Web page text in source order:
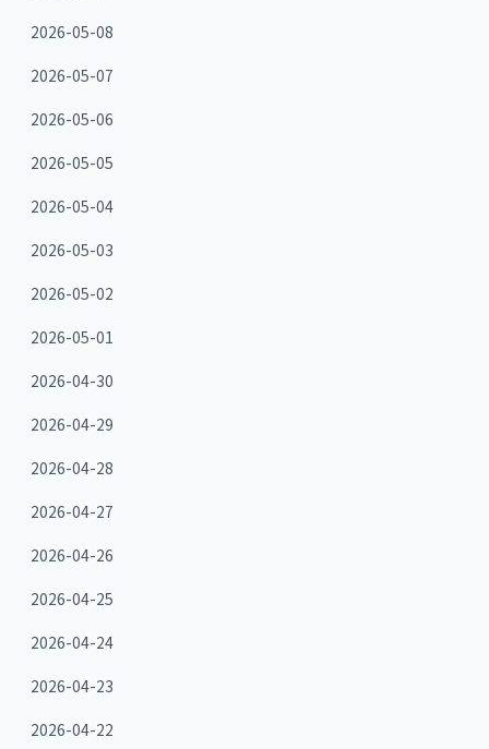
2026-05-08
2026-05-07
2026-05-06
2026-05-05
2026-05-04
2026-05-03
2026-05-02
2026-05-01
2026-04-30
2026-04-29
2026-04-28
2026-04-27
2026-04-26
2026-04-25
2026-04-24
2026-04-23
2026-04-22